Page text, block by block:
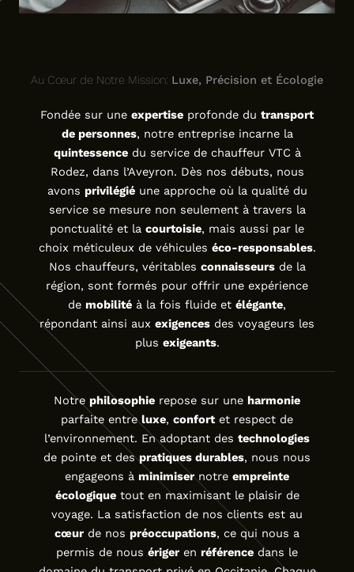
Au Cœur de Notre Mission: Luxe, Précision et Écologie
Fondée sur une expertise profonde du transport
de personnes, notre entreprise incarne la
quintessencedu service de chauffeur VTC à
Rodez, dans l’Aveyron. Dès nos débuts, nous
avons privilégiéune approche où la qualité du
service se mesure non seulement à travers la
ponctualité et la courtoisie, mais aussi par le
choix méticuleux de véhicules éco-responsables.
Nos chauffeurs, véritables connaisseursde la
région, sont formés pour offrir une expérience
de mobilité à la fois fluide et élégante,
répondant ainsi aux exigences des voyageurs les
plus exigeants.
Notre philosophie repose sur une harmonie
parfaite entreluxe, confortet respect de
l’environnement. En adoptant des technologies
de pointe et despratiques durables, nous nous
engageons à minimisernotre empreinte
écologiquetout en maximisant le plaisir de
voyage. La satisfaction de nos clients est au
cœur de nos préoccupations, ce qui nous a
permis de nous ériger en référence dans le